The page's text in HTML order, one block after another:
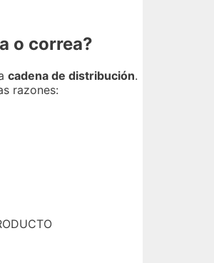
o correa?
cadena de distribución.
razones: